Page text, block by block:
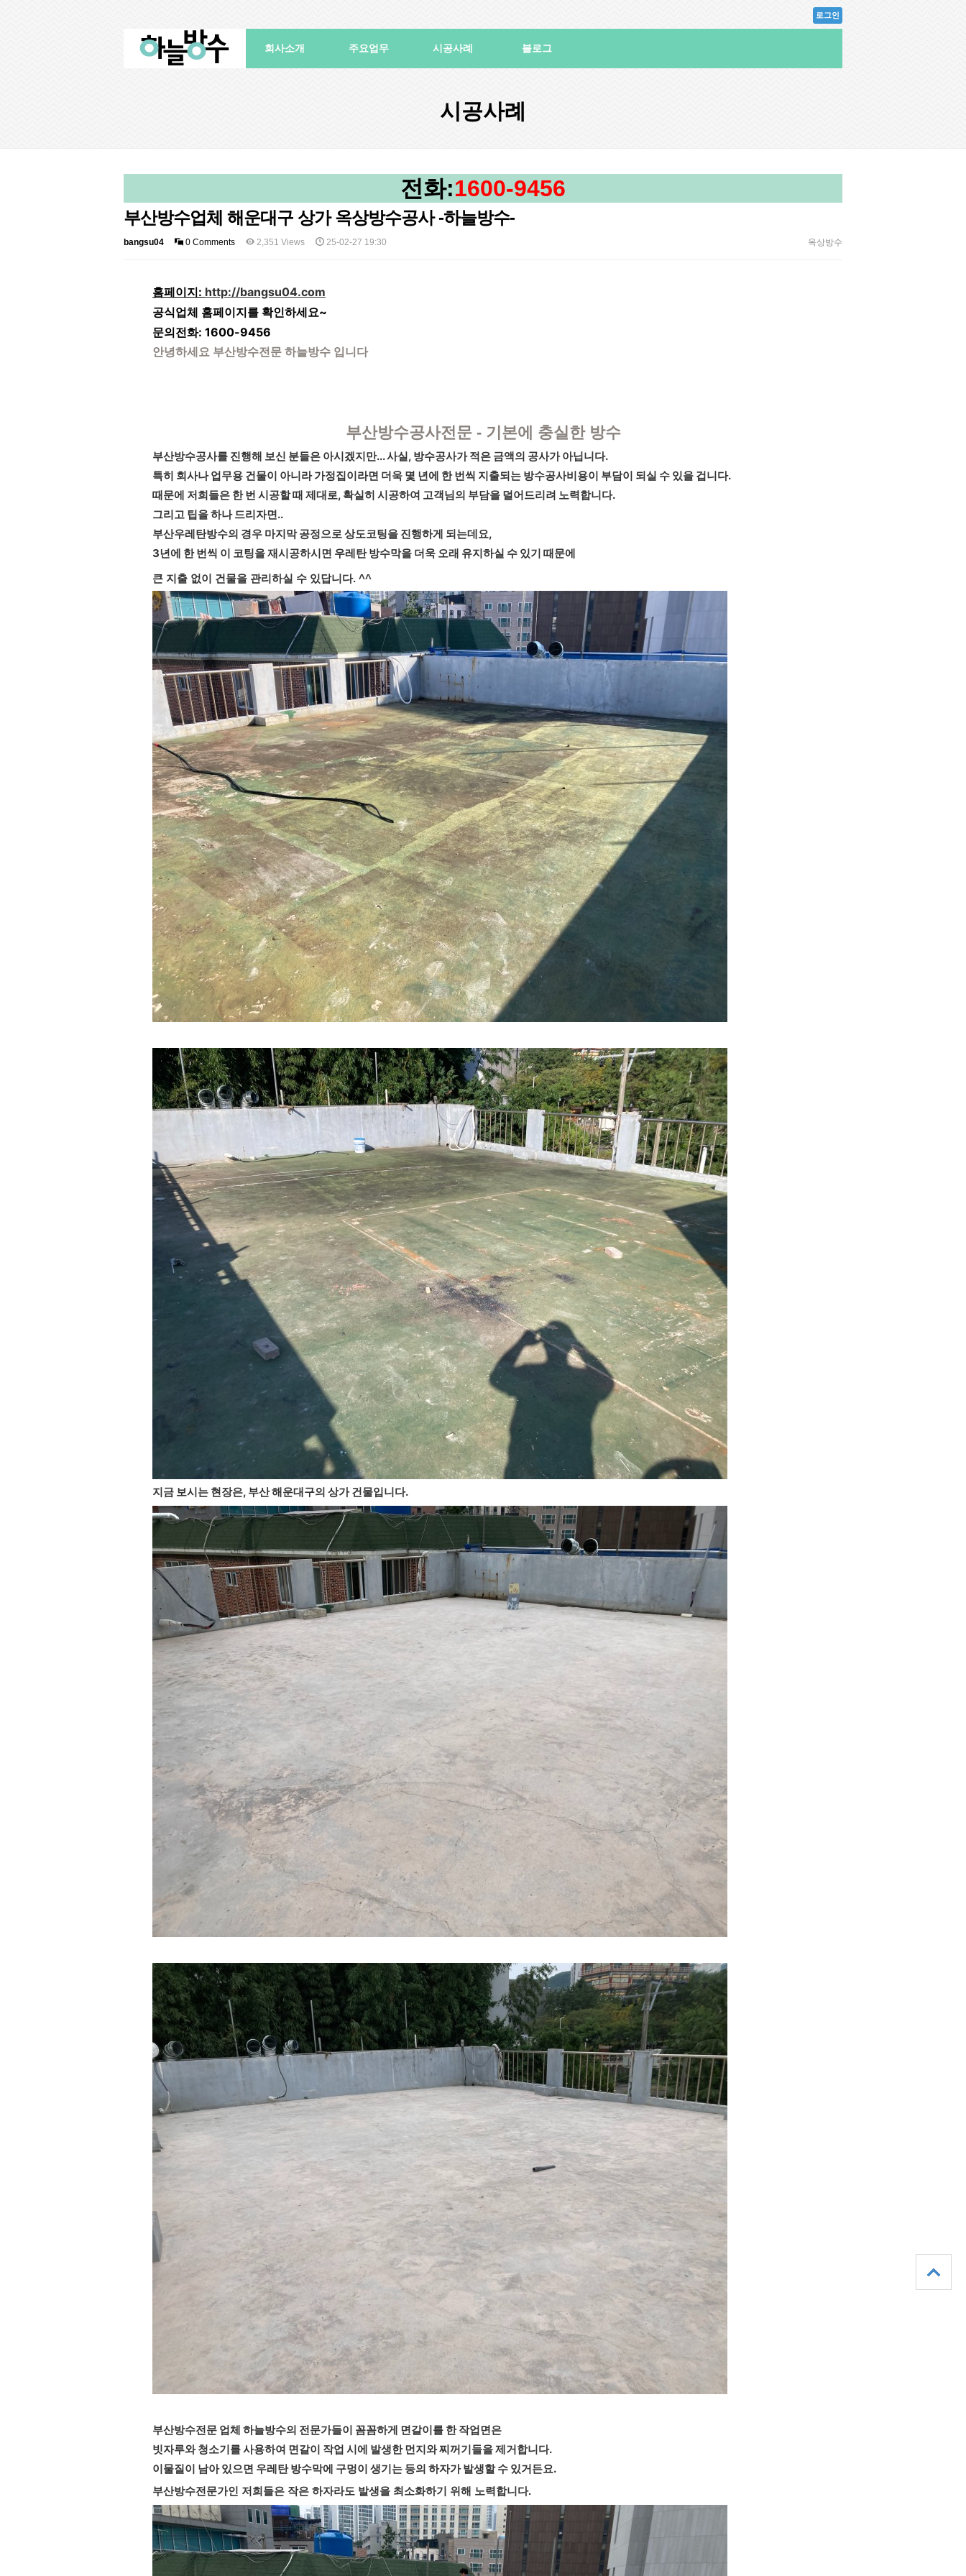
회사소개 주요업무 시공사례 블로그
로그인
시공사례
전화:1600-9456
부산방수업체 해운대구 상가 옥상방수공사 -하늘방수-
bangsu04 0 Comments 2,351 Views 25-02-27 19:30 옥상방수
홈페이지: http://bangsu04.com
공식업체 홈페이지를 확인하세요~
문의전화: 1600-9456
안녕하세요 부산방수전문 하늘방수 입니다
부산방수공사전문 - 기본에 충실한 방수
부산방수공사를 진행해 보신 분들은 아시겠지만... 사실, 방수공사가 적은 금액의 공사가 아닙니다.
특히 회사나 업무용 건물이 아니라 가정집이라면 더욱 몇 년에 한 번씩 지출되는 방수공사비용이 부담이 되실 수 있을 겁니다.
때문에 저희들은 한 번 시공할 때 제대로, 확실히 시공하여 고객님의 부담을 덜어드리려 노력합니다.
그리고 팁을 하나 드리자면..
부산우레탄방수의 경우 마지막 공정으로 상도코팅을 진행하게 되는데요,
3년에 한 번씩 이 코팅을 재시공하시면 우레탄 방수막을 더욱 오래 유지하실 수 있기 때문에
큰 지출 없이 건물을 관리하실 수 있답니다. ^^
지금 보시는 현장은, 부산 해운대구의 상가 건물입니다.
부산방수전문 업체 하늘방수의 전문가들이 꼼꼼하게 면갈이를 한 작업면은
빗자루와 청소기를 사용하여 면갈이 작업 시에 발생한 먼지와 찌꺼기들을 제거합니다.
이물질이 남아 있으면 우레탄 방수막에 구멍이 생기는 등의 하자가 발생할 수 있거든요.
부산방수전문가인 저희들은 작은 하자라도 발생을 최소화하기 위해 노력합니다.